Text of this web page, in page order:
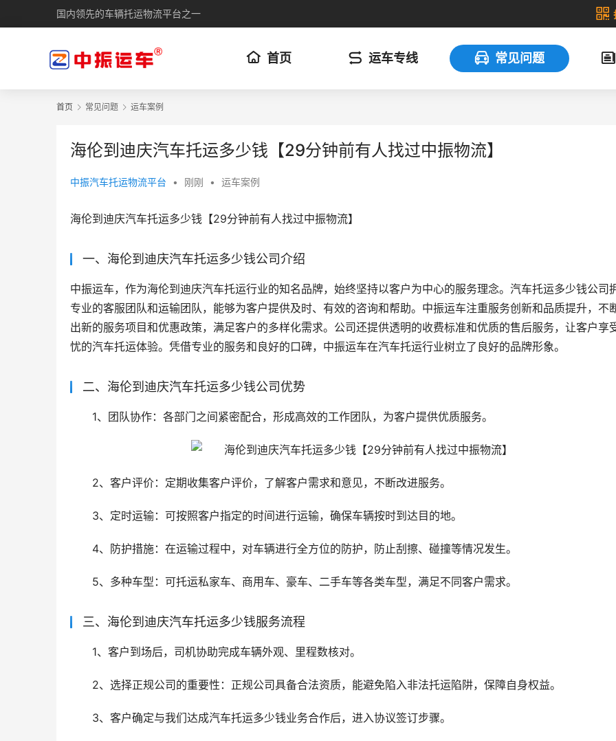
国内领先的车辆托运物流平台之一
首页 运车专线 常见问题
首页 常见问题 运车案例
海伦到迪庆汽车托运多少钱【29分钟前有人找过中振物流】
中振汽车托运物流平台 • 刚刚 • 运车案例
海伦到迪庆汽车托运多少钱【29分钟前有人找过中振物流】
一、海伦到迪庆汽车托运多少钱公司介绍
中振运车，作为海伦到迪庆汽车托运行业的知名品牌，始终坚持以客户为中心的服务理念。汽车托运多少钱公司
专业的客服团队和运输团队，能够为客户提供及时、有效的咨询和帮助。中振运车注重服务创新和品质提升，不
出新的服务项目和优惠政策，满足客户的多样化需求。公司还提供透明的收费标准和优质的售后服务，让客户享
忧的汽车托运体验。凭借专业的服务和良好的口碑，中振运车在汽车托运行业树立了良好的品牌形象。
二、海伦到迪庆汽车托运多少钱公司优势
1、团队协作：各部门之间紧密配合，形成高效的工作团队，为客户提供优质服务。
2、客户评价：定期收集客户评价，了解客户需求和意见，不断改进服务。
3、定时运输：可按照客户指定的时间进行运输，确保车辆按时到达目的地。
4、防护措施：在运输过程中，对车辆进行全方位的防护，防止刮擦、碰撞等情况发生。
5、多种车型：可托运私家车、商用车、豪车、二手车等各类车型，满足不同客户需求。
三、海伦到迪庆汽车托运多少钱服务流程
1、客户到场后，司机协助完成车辆外观、里程数核对。
2、选择正规公司的重要性：正规公司具备合法资质，能避免陷入非法托运陷阱，保障自身权益。
3、客户确定与我们达成汽车托运多少钱业务合作后，进入协议签订步骤。